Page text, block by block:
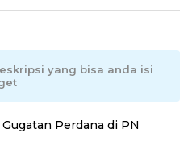
yang bisa anda isi